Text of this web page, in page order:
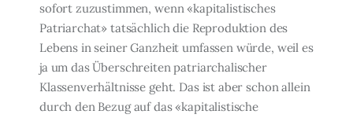
sofort zuzustimmen, wenn «kapitalistisches
Patriarchat» tatsächlich die Reproduktion des
Lebens in seiner Ganzheit umfassen würde, weil es
ja um das Überschreiten patriar­chalischer
Klassenverhältnisse geht. Das ist aber schon allein
durch den Bezug auf das «kapitalistische